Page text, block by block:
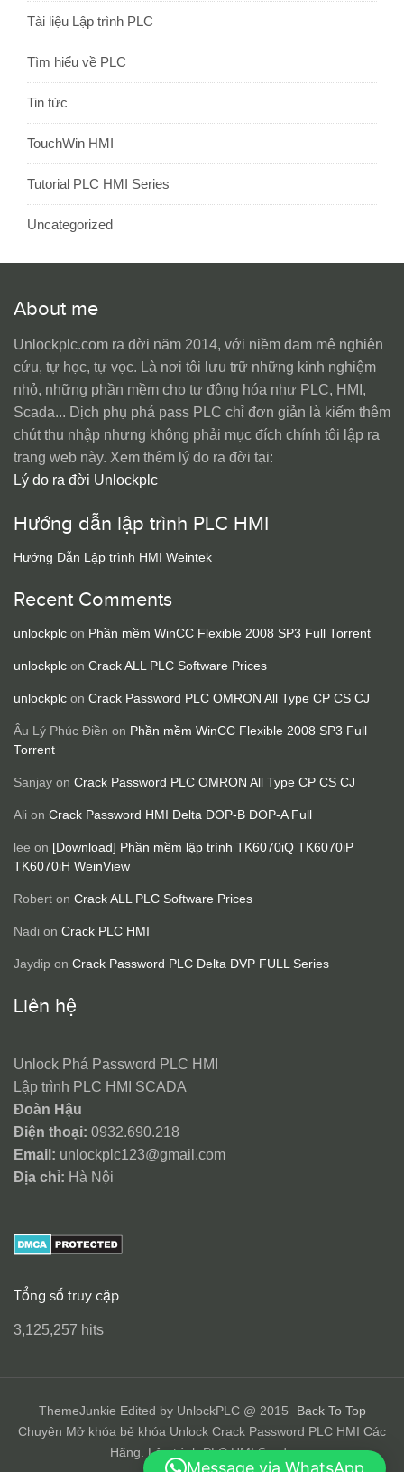
Tài liệu Lập trình PLC
Tìm hiểu về PLC
Tin tức
TouchWin HMI
Tutorial PLC HMI Series
Uncategorized
About me
Unlockplc.com ra đời năm 2014, với niềm đam mê nghiên
cứu, tự học, tự vọc. Là nơi tôi lưu trữ những kinh nghiệm
nhỏ, những phần mềm cho tự động hóa như PLC, HMI,
Scada... Dịch phụ phá pass PLC chỉ đơn giản là kiếm thêm
chút thu nhập nhưng không phải mục đích chính tôi lập ra
trang web này. Xem thêm lý do ra đời tại:
Lý do ra đời Unlockplc
Hướng dẫn lập trình PLC HMI
Hướng Dẫn Lập trình HMI Weintek
Recent Comments
unlockplc on Phần mềm WinCC Flexible 2008 SP3 Full Torrent
unlockplc on Crack ALL PLC Software Prices
unlockplc on Crack Password PLC OMRON All Type CP CS CJ
Âu Lý Phúc Điền on Phần mềm WinCC Flexible 2008 SP3 Full
Torrent
Sanjay on Crack Password PLC OMRON All Type CP CS CJ
Ali on Crack Password HMI Delta DOP-B DOP-A Full
lee on [Download] Phần mềm lập trình TK6070iQ TK6070iP
TK6070iH WeinView
Robert on Crack ALL PLC Software Prices
Nadi on Crack PLC HMI
Jaydip on Crack Password PLC Delta DVP FULL Series
Liên hệ
Unlock Phá Password PLC HMI
Lập trình PLC HMI SCADA
Đoàn Hậu
Điện thoại: 0932.690.218
Email: unlockplc123@gmail.com
Địa chỉ: Hà Nội
Tổng số truy cập
3,125,257 hits
ThemeJunkie Edited by UnlockPLC @ 2015
Back To Top
Chuyên Mở khóa bẻ khóa Unlock Crack Password PLC HMI Các
Hãng. Lập trình PLC HMI Scada
Message via WhatsApp